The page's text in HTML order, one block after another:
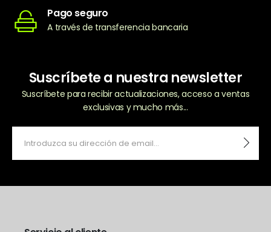
Pago seguro
A través de transferencia bancaria
Suscríbete a nuestra newsletter
Suscríbete para recibir actualizaciones, acceso a ventas
exclusivas y mucho más...